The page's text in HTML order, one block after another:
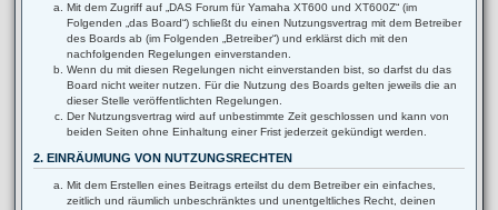
Mit dem Zugriff auf „DAS Forum für Yamaha XT600 und XT600Z“ (im
Folgenden „das Board“) schließt du einen Nutzungsvertrag mit dem Betreiber
des Boards ab (im Folgenden „Betreiber“) und erklärst dich mit den
nachfolgenden Regelungen einverstanden.
Wenn du mit diesen Regelungen nicht einverstanden bist, so darfst du das
Board nicht weiter nutzen. Für die Nutzung des Boards gelten jeweils die an
dieser Stelle veröffentlichten Regelungen.
Der Nutzungsvertrag wird auf unbestimmte Zeit geschlossen und kann von
beiden Seiten ohne Einhaltung einer Frist jederzeit gekündigt werden.
2. EINRÄUMUNG VON NUTZUNGSRECHTEN
Mit dem Erstellen eines Beitrags erteilst du dem Betreiber ein einfaches,
zeitlich und räumlich unbeschränktes und unentgeltliches Recht, deinen